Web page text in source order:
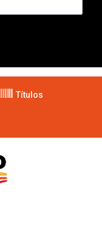
Títulos